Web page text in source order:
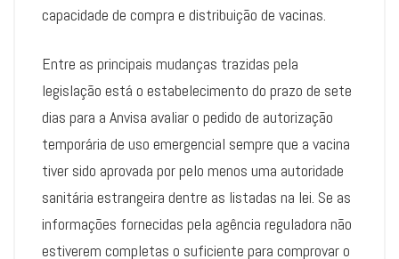
capacidade de compra e distribuição de vacinas.
Entre as principais mudanças trazidas pela
legislação está o estabelecimento do prazo de sete
dias para a Anvisa avaliar o pedido de autorização
temporária de uso emergencial sempre que a vacina
tiver sido aprovada por pelo menos uma autoridade
sanitária estrangeira dentre as listadas na lei. Se as
informações fornecidas pela agência reguladora não
estiverem completas o suficiente para comprovar o